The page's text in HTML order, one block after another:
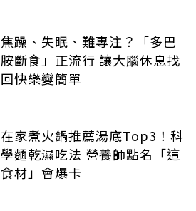
焦躁、失眠、難專注？「多巴
胺斷食」正流行 讓大腦休息找
回快樂變簡單
在家煮火鍋推薦湯底Top3！科
學麵乾濕吃法 營養師點名「這
食材」會爆卡